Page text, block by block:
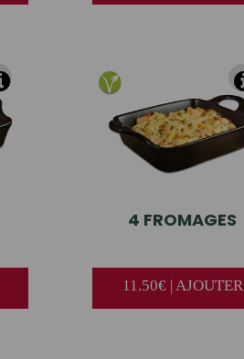
4 FROMAGES
11.50€ | AJOUTER